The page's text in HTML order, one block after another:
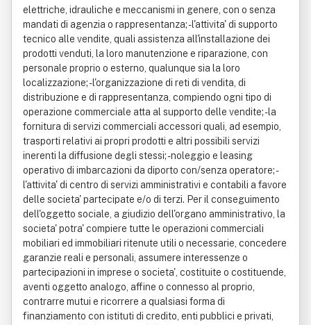
elettriche, idrauliche e meccanismi in genere, con o senza
mandati di agenzia o rappresentanza; - l'attivita' di supporto
tecnico alle vendite, quali assistenza all'installazione dei
prodotti venduti, la loro manutenzione e riparazione, con
personale proprio o esterno, qualunque sia la loro
localizzazione; - l'organizzazione di reti di vendita, di
distribuzione e di rappresentanza, compiendo ogni tipo di
operazione commerciale atta al supporto delle vendite; - la
fornitura di servizi commerciali accessori quali, ad esempio,
trasporti relativi ai propri prodotti e altri possibili servizi
inerenti la diffusione degli stessi; - noleggio e leasing
operativo di imbarcazioni da diporto con/senza operatore; -
l'attivita' di centro di servizi amministrativi e contabili a favore
delle societa' partecipate e/o di terzi. Per il conseguimento
dell'oggetto sociale, a giudizio dell'organo amministrativo, la
societa' potra' compiere tutte le operazioni commerciali
mobiliari ed immobiliari ritenute utili o necessarie, concedere
garanzie reali e personali, assumere interessenze o
partecipazioni in imprese o societa', costituite o costituende,
aventi oggetto analogo, affine o connesso al proprio,
contrarre mutui e ricorrere a qualsiasi forma di
finanziamento con istituti di credito, enti pubblici e privati,